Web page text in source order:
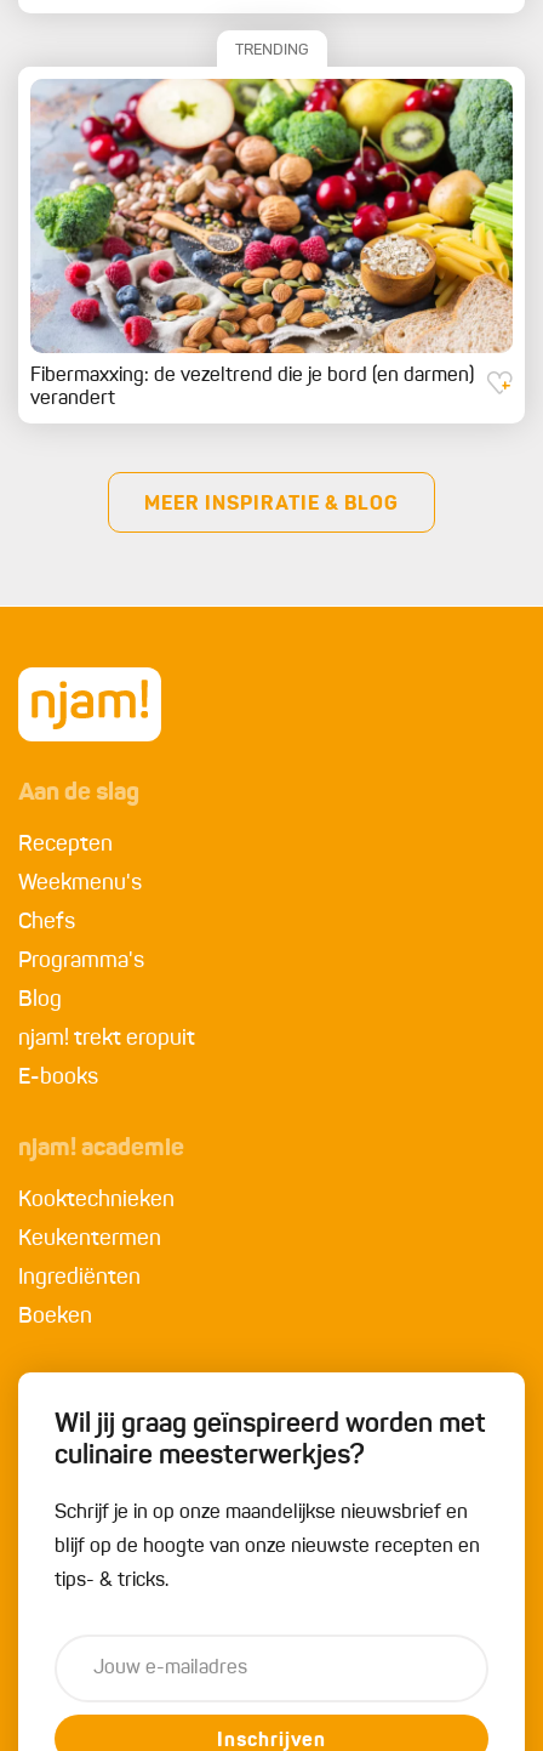
TRENDING
Fibermaxxing: de vezeltrend die je bord (en darmen)
verandert
MEER INSPIRATIE & BLOG
Aan de slag
Recepten
Weekmenu's
Chefs
Programma's
Blog
njam! trekt eropuit
E-books
njam! academie
Kooktechnieken
Keukentermen
Ingrediënten
Boeken
Wil jij graag geïnspireerd worden met
culinaire meesterwerkjes?
Schrijf je in op onze maandelijkse nieuwsbrief en
blijf op de hoogte van onze nieuwste recepten en
tips- & tricks.
Inschrijven